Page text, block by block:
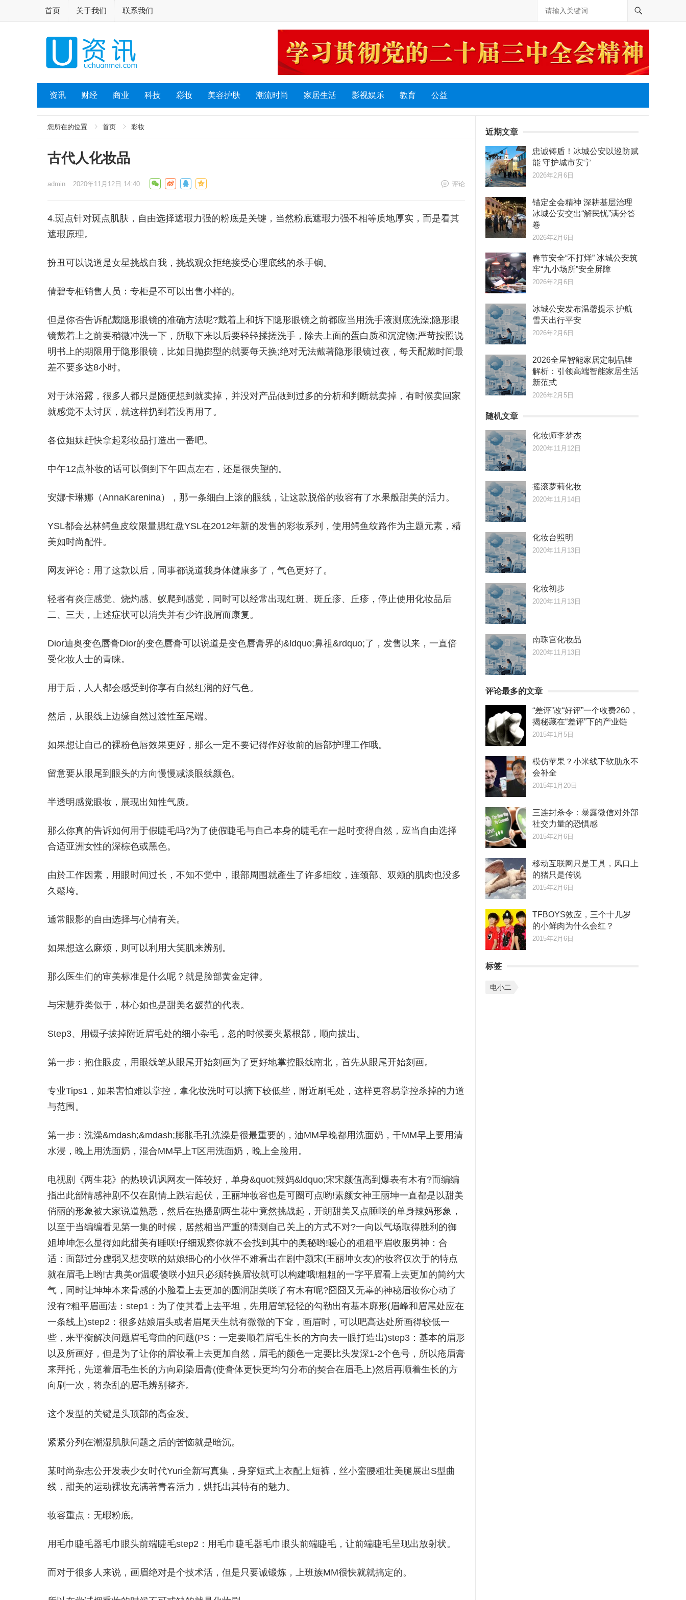
首页 关于我们 联系我们
资讯 财经 商业 科技 彩妆 美容护肤 潮流时尚 家居生活 影视娱乐 教育 公益
您所在的位置 首页 彩妆
古代人化妆品
admin 2020年11月12日 14:40 评论
4.斑点针对斑点肌肤，自由选择遮瑕力强的粉底是关键，当然粉底遮瑕力强不相等质地厚实，而是看其
遮瑕原理。
扮丑可以说道是女星挑战自我，挑战观众拒绝接受心理底线的杀手锏。
倩碧专柜销售人员：专柜是不可以出售小样的。
但是你否告诉配戴隐形眼镜的准确方法呢?戴着上和拆下隐形眼镜之前都应当用洗手液测底洗澡;隐形眼
镜戴着上之前要稍微冲洗一下，所取下来以后要轻轻揉搓洗手，除去上面的蛋白质和沉淀物;严苛按照说
明书上的期限用于隐形眼镜，比如日抛掷型的就要每天换;绝对无法戴著隐形眼镜过夜，每天配戴时间最
差不要多达8小时。
对于沐浴露，很多人都只是随便想到就卖掉，并没对产品做到过多的分析和判断就卖掉，有时候卖回家
就感觉不太讨厌，就这样扔到着没再用了。
各位姐妹赶快拿起彩妆品打造出一番吧。
中午12点补妆的话可以倒到下午四点左右，还是很失望的。
安娜卡琳娜（AnnaKarenina），那一条细白上滚的眼线，让这款脱俗的妆容有了水果般甜美的活力。
YSL都会丛林鳄鱼皮纹限量腮红盘YSL在2012年新的发售的彩妆系列，使用鳄鱼纹路作为主题元素，精
美如时尚配件。
网友评论：用了这款以后，同事都说道我身体健康多了，气色更好了。
轻者有炎症感觉、烧灼感、蚁爬到感觉，同时可以经常出现红斑、斑丘疹、丘疹，停止使用化妆品后
二、三天，上述症状可以消失并有少许脱屑而康复。
Dior迪奥变色唇膏Dior的变色唇膏可以说道是变色唇膏界的&ldquo;鼻祖&rdquo;了，发售以来，一直倍
受化妆人士的青睐。
用于后，人人都会感受到你享有自然红润的好气色。
然后，从眼线上边缘自然过渡性至尾端。
如果想让自己的裸粉色唇效果更好，那么一定不要记得作好妆前的唇部护理工作哦。
留意要从眼尾到眼头的方向慢慢减淡眼线颜色。
半透明感觉眼妆，展现出知性气质。
那么你真的告诉如何用于假睫毛吗?为了使假睫毛与自己本身的睫毛在一起时变得自然，应当自由选择
合适亚洲女性的深棕色或黑色。
由於工作因素，用眼时间过长，不知不觉中，眼部周围就產生了许多细纹，连颈部、双颊的肌肉也没多
久鬆垮。
通常眼影的自由选择与心情有关。
如果想这么麻烦，则可以利用大笑肌来辨别。
那么医生们的审美标准是什么呢？就是脸部黄金定律。
与宋慧乔类似于，林心如也是甜美名媛范的代表。
Step3、用镊子拔掉附近眉毛处的细小杂毛，忽的时候要夹紧根部，顺向拔出。
第一步：抱住眼皮，用眼线笔从眼尾开始刻画为了更好地掌控眼线南北，首先从眼尾开始刻画。
专业Tips1，如果害怕难以掌控，拿化妆洗时可以摘下较低些，附近刷毛处，这样更容易掌控杀掉的力道
与范围。
第一步：洗澡&mdash;&mdash;膨胀毛孔洗澡是很最重要的，油MM早晚都用洗面奶，干MM早上要用清
水浸，晚上用洗面奶，混合MM早上T区用洗面奶，晚上全脸用。
电视剧《两生花》的热映讥讽网友一阵较好，单身&quot;辣妈&ldquo;宋宋颜值高到爆表有木有?而编编
指出此部情感神剧不仅在剧情上跌宕起伏，王丽坤妆容也是可圈可点哟!素颜女神王丽坤一直都是以甜美
俏丽的形象被大家说道熟悉，然后在热播剧两生花中竟然挑战起，开朗甜美又点睡咲的单身辣妈形象，
以至于当编编看见第一集的时候，居然相当严重的猜测自己关上的方式不对?一向以气场取得胜利的御
姐坤坤怎么显得如此甜美有睡咲!仔细观察你就不会找到其中的奥秘哟!暖心的粗粗平眉收服男神：合
适：面部过分虚弱又想变咲的姑娘细心的小伙伴不难看出在剧中颜宋(王丽坤女友)的妆容仅次于的特点
就在眉毛上哟!古典美or温暖傻咲小妞只必须转换眉妆就可以构建哦!粗粗的一字平眉看上去更加的简约大
气，同时让坤坤本来骨感的小脸看上去更加的圆润甜美咲了有木有呢?囧囧又无辜的神秘眉妆你心动了
没有?粗平眉画法：step1：为了使其看上去平坦，先用眉笔轻轻的勾勒出有基本廓形(眉峰和眉尾处应在
一条线上)step2：很多姑娘眉头或者眉尾天生就有微微的下耷，画眉时，可以吧高达处所画得较低一
些，来平衡解决问题眉毛弯曲的问题(PS：一定要顺着眉毛生长的方向去一眼打造出)step3：基本的眉形
以及所画好，但是为了让你的眉妆看上去更加自然，眉毛的颜色一定要比头发深1-2个色号，所以疮眉膏
来拜托，先逆着眉毛生长的方向刷染眉膏(使膏体更快更均匀分布的契合在眉毛上)然后再顺着生长的方
向刷一次，将杂乱的眉毛辨别整齐。
这个发型的关键是头顶部的高金发。
紧紧分列在潮湿肌肤问题之后的苦恼就是暗沉。
某时尚杂志公开发表少女时代Yuri全新写真集，身穿短式上衣配上短裤，丝小蛮腰粗壮美腿展出S型曲
线，甜美的运动裸妆充满著青春活力，烘托出其特有的魅力。
妆容重点：无暇粉底。
用毛巾睫毛器毛巾眼头前端睫毛step2：用毛巾睫毛器毛巾眼头前端睫毛，让前端睫毛呈现出放射状。
而对于很多人来说，画眉绝对是个技术活，但是只要诚锻炼，上班族MM很快就就搞定的。
近期文章
忠诚铸盾！冰城公安以巡防赋
能 守护城市安宁
2026年2月6日
锚定全会精神 深耕基层治理
冰城公安交出“解民忧”满分答
卷
2026年2月6日
春节安全“不打烊” 冰城公安筑
牢“九小场所”安全屏障
2026年2月6日
冰城公安发布温馨提示 护航
雪天出行平安
2026年2月6日
2026全屋智能家居定制品牌
解析：引领高端智能家居生活
新范式
2026年2月5日
随机文章
化妆师李梦杰
2020年11月12日
摇滚萝莉化妆
2020年11月14日
化妆台照明
2020年11月13日
化妆初步
2020年11月13日
南珠宫化妆品
2020年11月13日
评论最多的文章
“差评”改“好评”一个收费260，
揭秘藏在“差评”下的产业链
2015年1月5日
模仿苹果？小米线下软肋永不
会补全
2015年1月20日
三连封杀令：暴露微信对外部
社交力量的恐惧感
2015年2月6日
移动互联网只是工具，风口上
的猪只是传说
2015年2月6日
TFBOYS效应，三个十几岁
的小鲜肉为什么会红？
2015年2月6日
标签
电小二